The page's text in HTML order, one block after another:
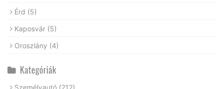
Érd (5)
Kaposvár (5)
Oroszlány (4)
Kategóriák
Személyautó (212)